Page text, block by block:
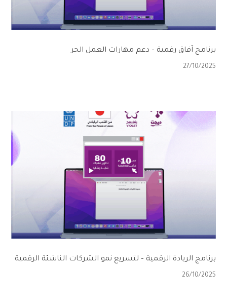
برنامج آفاق رقمية – دعم مهارات العمل الحر
27/10/2025
برنامج الريادة الرقمية – لتسريع نمو الشركات الناشئة الرقمية
26/10/2025